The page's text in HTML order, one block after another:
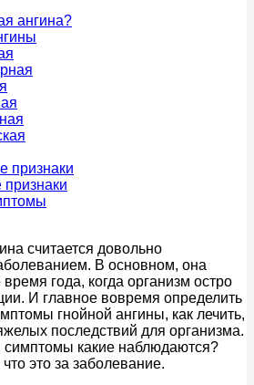
ангина?
признаки
считается довольно
В основном, она
года, когда организм остро
И главное вовремя определить
гнойной ангины, как лечить,
последствий для организма.
симптомы какие наблюдаются?
это за заболевание.